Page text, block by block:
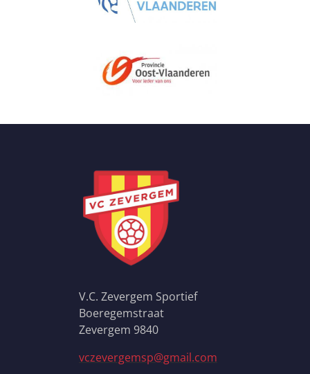
V.C. Zevergem Sportief
Boeregemstraat
Zevergem 9840
vczevergemsp@gmail.com